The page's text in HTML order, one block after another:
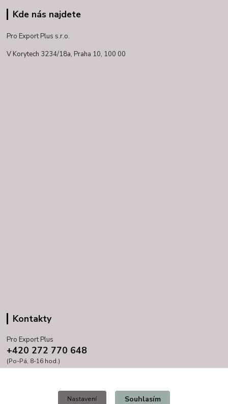
Kde nás najdete
Pro Export Plus s.r.o.
V Korytech 3234/18a, Praha 10, 100 00
Kontakty
Pro Export Plus
+420 272 770 648
(Po-Pá, 8-16 hod.)
Nastavení Souhlasím